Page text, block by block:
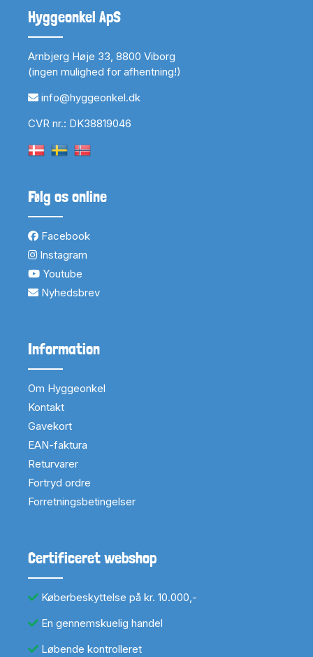
Hyggeonkel ApS
Arnbjerg Høje 33, 8800 Viborg
(ingen mulighed for afhentning!)
info@hyggeonkel.dk
CVR nr.: DK38819046
Følg os online
Facebook
Instagram
Youtube
Nyhedsbrev
Information
Om Hyggeonkel
Kontakt
Gavekort
EAN-faktura
Returvarer
Fortryd ordre
Forretningsbetingelser
Certificeret webshop
Køberbeskyttelse på kr. 10.000,-
En gennemskuelig handel
Løbende kontrolleret